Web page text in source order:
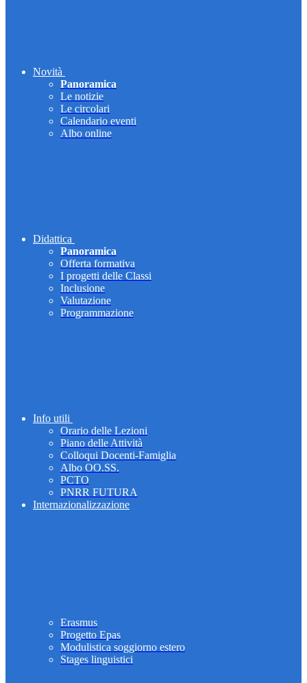
Novità
Panoramica
Le notizie
Le circolari
Calendario eventi
Albo online
Didattica
Panoramica
Offerta formativa
I progetti delle Classi
Inclusione
Valutazione
Programmazione
Info utili
Orario delle Lezioni
Piano delle Attività
Colloqui Docenti-Famiglia
Albo OO.SS.
PCTO
PNRR FUTURA
Internazionalizzazione
Erasmus
Progetto Epas
Modulistica soggiorno estero
Stages linguistici